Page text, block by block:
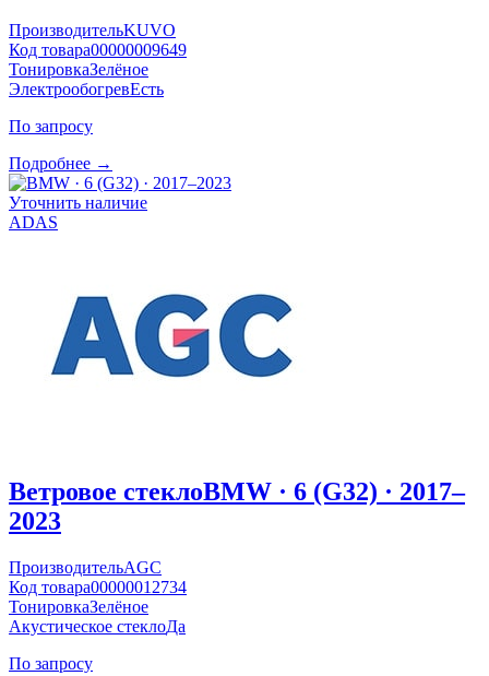
ПроизводительKUVO
Код товара00000009649
ТонировкаЗелёное
ЭлектрообогревЕсть
По запросу
Подробнее →
Уточнить наличие
ADAS
Ветровое стеклоBMW · 6 (G32) · 2017–
2023
ПроизводительAGC
Код товара00000012734
ТонировкаЗелёное
Акустическое стеклоДа
По запросу